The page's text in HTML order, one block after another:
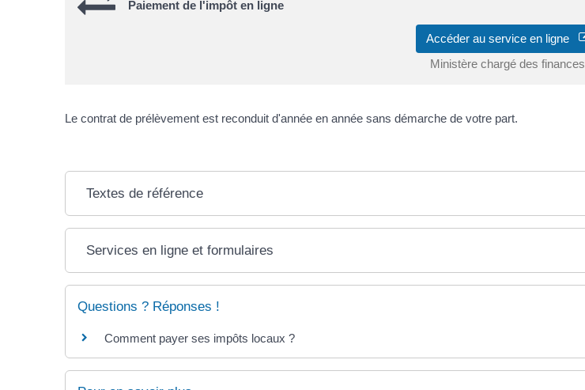
Paiement de l'impôt en ligne
Accéder au service en ligne
Ministère chargé des finances
Le contrat de prélèvement est reconduit d'année en année sans démarche de votre part.
Textes de référence
Services en ligne et formulaires
Questions ? Réponses !
Comment payer ses impôts locaux ?